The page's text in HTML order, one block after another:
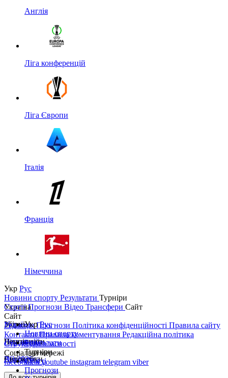
Англія
Ліга конференцій
Ліга Європи
Італія
Франція
Німеччина
Укр Рус
Новини спорту Результати Турніри
Україна
Україна
Перша ліга
Друга ліга
Кубок України
Збірні
Ліга націй
ЧС 2026
Чемпіонати
Англія
Іспанія
Єврокубки
Ліга чемпіонів
СтаттіПрогнози Відео Трансфери Сайт
Сайт
РедакціяПрогнози Політика конфіденційності Правила сайту
КонтактиПравила коментування Редакційна політика
Структура власності
Соціальні мережі
facebookxyoutube instagram telegram viber
УкрРус
Новини спорту
Результати
Турніри
Статті
Прогнози